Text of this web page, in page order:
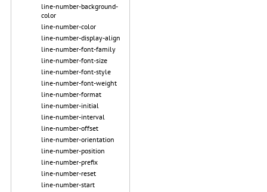
line-number-background-
color
line-number-color
line-number-display-align
line-number-font-family
line-number-font-size
line-number-font-style
line-number-font-weight
line-number-format
line-number-initial
line-number-interval
line-number-offset
line-number-orientation
line-number-position
line-number-prefix
line-number-reset
line-number-start